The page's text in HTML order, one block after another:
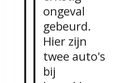
ongeval
gebeurd.
Hier zijn
twee auto's
bij